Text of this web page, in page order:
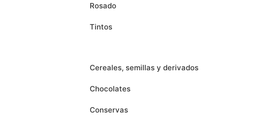
Rosado
Tintos
Cereales, semillas y derivados
Chocolates
Conservas